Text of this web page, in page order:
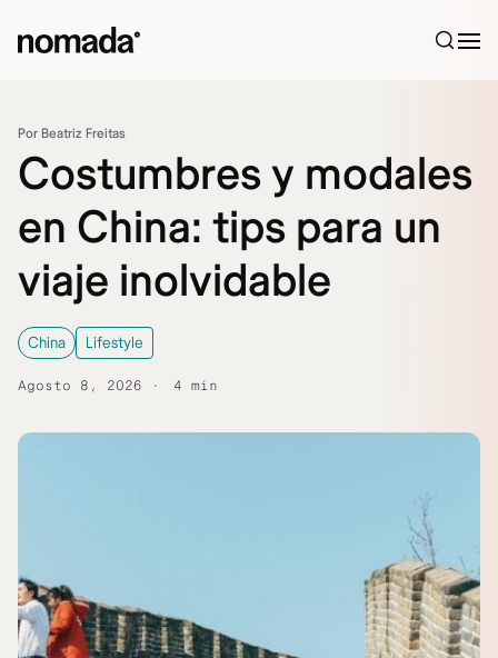
Por Beatriz Freitas
Costumbres y modales
en China: tips para un
viaje inolvidable
China Lifestyle
Agosto 8, 2026 4 min